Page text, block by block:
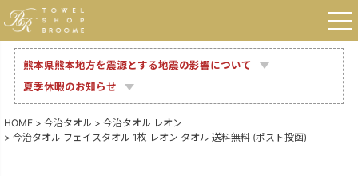
熊本県熊本地方を震源とする地震の影響について
夏季休暇のお知らせ
HOME 今治タオル
今治タオル レオン
今治タオル フェイスタオル 1枚 レオン タオル 送料無料 (ポスト投函)